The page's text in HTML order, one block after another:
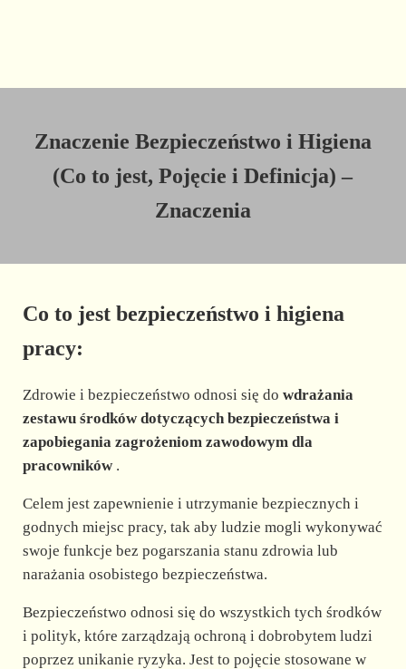
Znaczenie Bezpieczeństwo i Higiena
(Co to jest, Pojęcie i Definicja) –
Znaczenia
Co to jest bezpieczeństwo i higiena
pracy:
Zdrowie i bezpieczeństwo odnosi się do wdrażania
zestawu środków dotyczących bezpieczeństwa i
zapobiegania zagrożeniom zawodowym dla
pracowników.
Celem jest zapewnienie i utrzymanie bezpiecznych i
godnych miejsc pracy, tak aby ludzie mogli wykonywać
swoje funkcje bez pogarszania stanu zdrowia lub
narażania osobistego bezpieczeństwa.
Bezpieczeństwo odnosi się do wszystkich tych środków
i polityk, które zarządzają ochroną i dobrobytem ludzi
poprzez unikanie ryzyka. Jest to pojęcie stosowane w